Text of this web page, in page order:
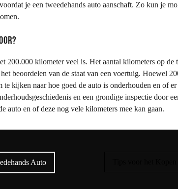
je een tweedehands auto aanschaft. Zo kun je
200.000 kilometer veel is. Het aantal kilometers op de
beoordelen van de staat van een voertuig. Hoewel
kijken naar hoe goed de auto is onderhouden en of
en een grondige inspectie door
auto en of deze nog vele kilometers mee kan gaan.
Auto